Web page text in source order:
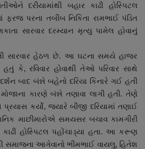
દરીયામાંથી બહાર કાઢી હોસ્પિટલ
ફરજ પરના તબીબ નિકિતા રામભાઈ પંડિત
સારવાર દરમ્યાન મૃત્યુ પામેલ હોવાનું
સારવાર હેઠળ છે. આ ઘટના સમયે હાજર
કે, રવિવાર હોવાથી તેઓ પરિવાર સાથે
બાદ બંન્ને બહેનો દરિયા કિનારે ગઈ હતી
કારણે બંન્ને તણાવા લાગી હતી. તેણે
કર્યો, જ્યારે બીજી દરિયામાં તણાઈ
માછીમારોએ સમયસર બચાવ કામગીરી
કાઢી હોસ્પિટલ પહોંચાડ્યા હતા. આ કરૂણ
સમાજના આગેવાનો ભીમભાઈ વાયલુ, હિતેશ